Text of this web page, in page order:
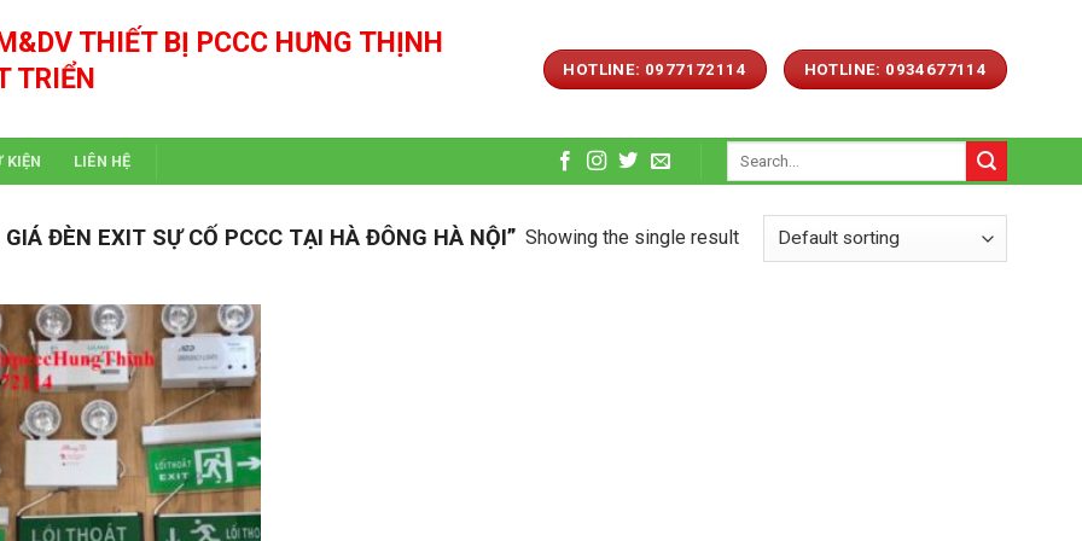
THIẾT BỊ PCCC HƯNG THỊNH
TRIỂN
HOTLINE: 0977172114 HOTLINE: 0934677114
KIỆN LIÊN HỆ
GIÁ ĐÈN EXIT SỰ CỐ PCCC TẠI HÀ ĐÔNG HÀ NỘI” Showing the single result